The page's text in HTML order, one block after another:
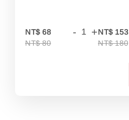
NT$ 68
NT$ 80
- +NT$ 153
NT$ 180